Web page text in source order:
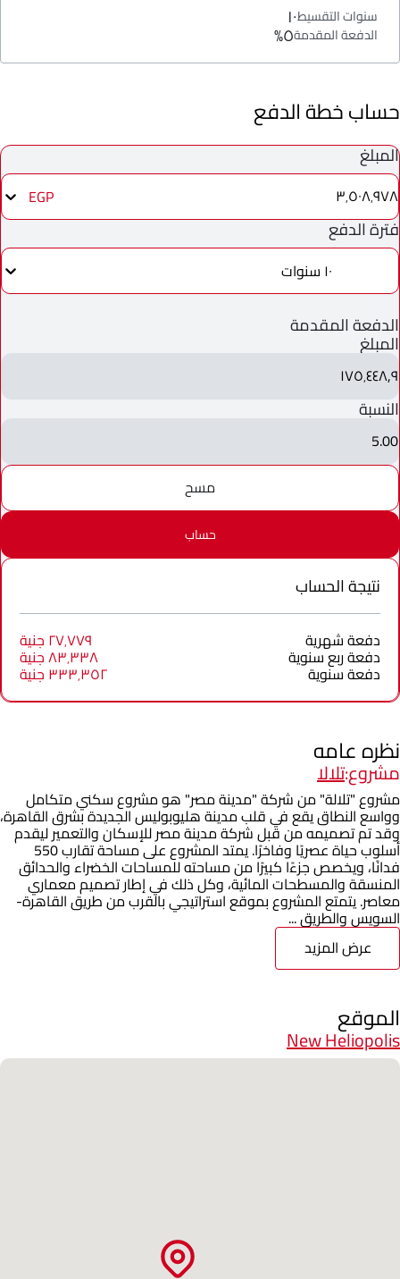
سنوات التقسيط١٠
الدفعة المقدمة٥%
حساب خطة الدفع
المبلغ
٣٬٥٠٨٬٩٧٨ EGP
فترة الدفع
١٠ سنوات
الدفعة المقدمة
المبلغ
١٧٥٬٤٤٨٫٩
النسبة
5.00
مسح
حساب
نتيجة الحساب
دفعة شهرية ٢٧٬٧٧٩ جنية
دفعة ربع سنوية ٨٣٬٣٣٨ جنية
دفعة سنوية ٣٣٣٬٣٥٢ جنية
نظره عامه
مشروع:تلالا
مشروع "تلالة" من شركة "مدينة مصر" هو مشروع سكني متكامل
وواسع النطاق يقع في قلب مدينة هليوبوليس الجديدة بشرق القاهرة،
وقد تم تصميمه من قبل شركة مدينة مصر للإسكان والتعمير ليقدم
أسلوب حياة عصريًا وفاخرًا. يمتد المشروع على مساحة تقارب 550
فدانًا، ويخصص جزءًا كبيرًا من مساحته للمساحات الخضراء والحدائق
المنسقة والمسطحات المائية، وكل ذلك في إطار تصميم معماري
معاصر. يتمتع المشروع بموقع استراتيجي بالقرب من طريق القاهرة-
السويس والطريق ...
عرض المزيد
الموقع
New Heliopolis